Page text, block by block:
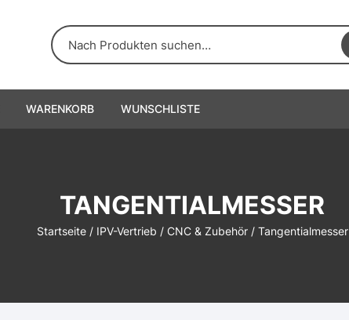
WARENKORB WUNSCHLISTE
TANGENTIALMESSER
Startseite/ IPV-Vertrieb / CNC & Zubehör/ Tangentialmesser